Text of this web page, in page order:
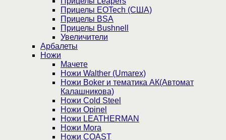
Прицелы EOTech (США)
Прицелы BSA
Прицелы Bushnell
Увеличители
Арбалеты
Ножи
Мачете
Ножи Walther (Umarex)
Ножи Boker и тематика АК(Автомат
Калашникова)
Ножи Cold Steel
Ножи Opinel
Ножи LEATHERMAN
Ножи Mora
Ножи COAST